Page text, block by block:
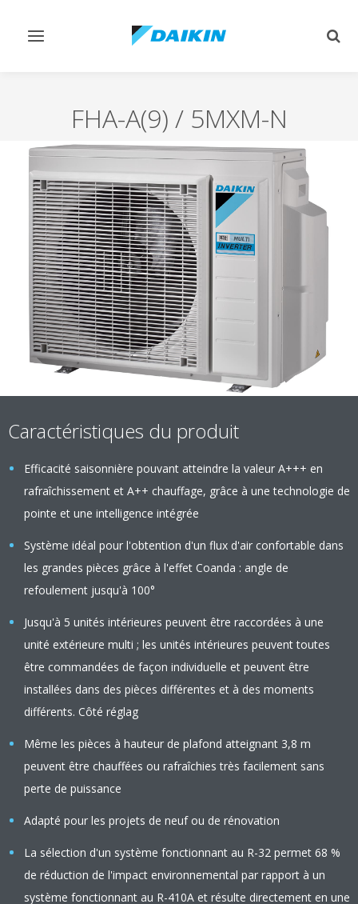
Afficher/masquer
FHA-A(9) / 5MXM-N
Caractéristiques du produit
Efficacité saisonnière pouvant atteindre la valeur A+++ en
rafraîchissement et A++ chauffage, grâce à une technologie de
pointe et une intelligence intégrée
Système idéal pour l'obtention d'un flux d'air confortable dans
les grandes pièces grâce à l'effet Coanda : angle de
refoulement jusqu'à 100°
Jusqu'à 5 unités intérieures peuvent être raccordées à une
unité extérieure multi ; les unités intérieures peuvent toutes
être commandées de façon individuelle et peuvent être
installées dans des pièces différentes et à des moments
différents. Côté réglag
Même les pièces à hauteur de plafond atteignant 3,8 m
peuvent être chauffées ou rafraîchies très facilement sans
perte de puissance
Adapté pour les projets de neuf ou de rénovation
La sélection d'un système fonctionnant au R-32 permet 68 %
de réduction de l'impact environnemental par rapport à un
système fonctionnant au R-410A et résulte directement en une